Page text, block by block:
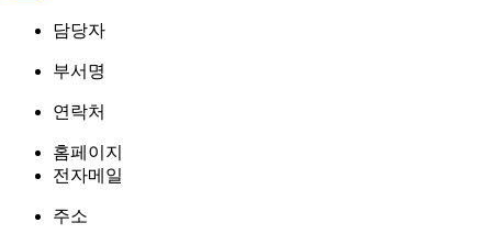
담당자
부서명
연락처
홈페이지
전자메일
주소